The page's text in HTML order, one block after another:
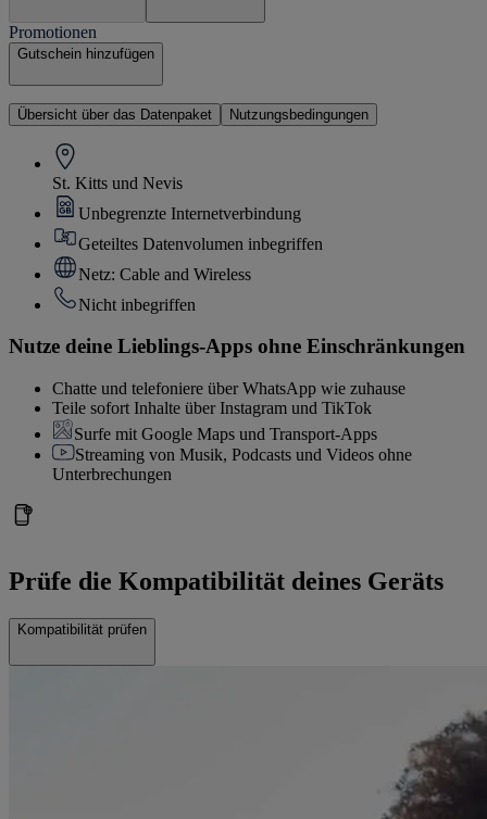
Promotionen
Gutschein hinzufügen
Übersicht über das Datenpaket Nutzungsbedingungen
St. Kitts und Nevis
Unbegrenzte Internetverbindung
Geteiltes Datenvolumen inbegriffen
Netz: Cable and Wireless
Nicht inbegriffen
Nutze deine Lieblings-Apps ohne Einschränkungen
Chatte und telefoniere über WhatsApp wie zuhause
Teile sofort Inhalte über Instagram und TikTok
Surfe mit Google Maps und Transport-Apps
Streaming von Musik, Podcasts und Videos ohne
Unterbrechungen
Prüfe die Kompatibilität deines Geräts
Kompatibilität prüfen